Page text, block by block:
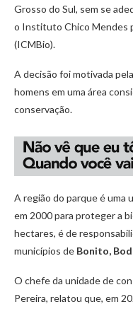
Grosso do Sul, sem se
o Instituto Chico Mendes
(ICMBio).
A decisão foi motivada
homens em uma área
conservação.
A região do parque é uma
em 2000 para proteger a
hectares, é de
municípios de Bonito,
O chefe da unidade de
Pereira, relatou que, em